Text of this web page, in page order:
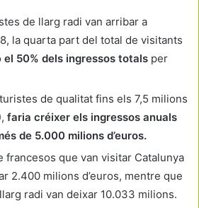
de llarg radi van arribar a
la quarta part del total de visitants
el 50% dels ingressos totals per
de qualitat fins els 7,5 milions
faria créixer els ingressos anuals
de 5.000 milions d’euros.
francesos que van visitar Catalunya
2.400 milions d’euros, mentre que
radi van deixar 10.033 milions.